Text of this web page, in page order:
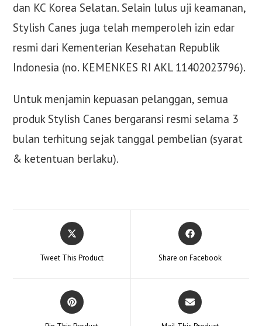
dan KC Korea Selatan. Selain lulus uji keamanan,
Stylish Canes juga telah memperoleh izin edar
resmi dari Kementerian Kesehatan Republik
Indonesia (no. KEMENKES RI AKL 11402023796).
Untuk menjamin kepuasan pelanggan, semua
produk Stylish Canes bergaransi resmi selama 3
bulan terhitung sejak tanggal pembelian (syarat
& ketentuan berlaku).
Opens
in
Tweet This Product
Opens
in
Share on Facebook
Opens
in
Opens
in